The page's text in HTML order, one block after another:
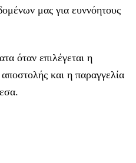
μας για ευννόητους
όταν επιλέγεται η
και η παραγγελία